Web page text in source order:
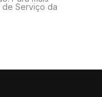
de Serviço da